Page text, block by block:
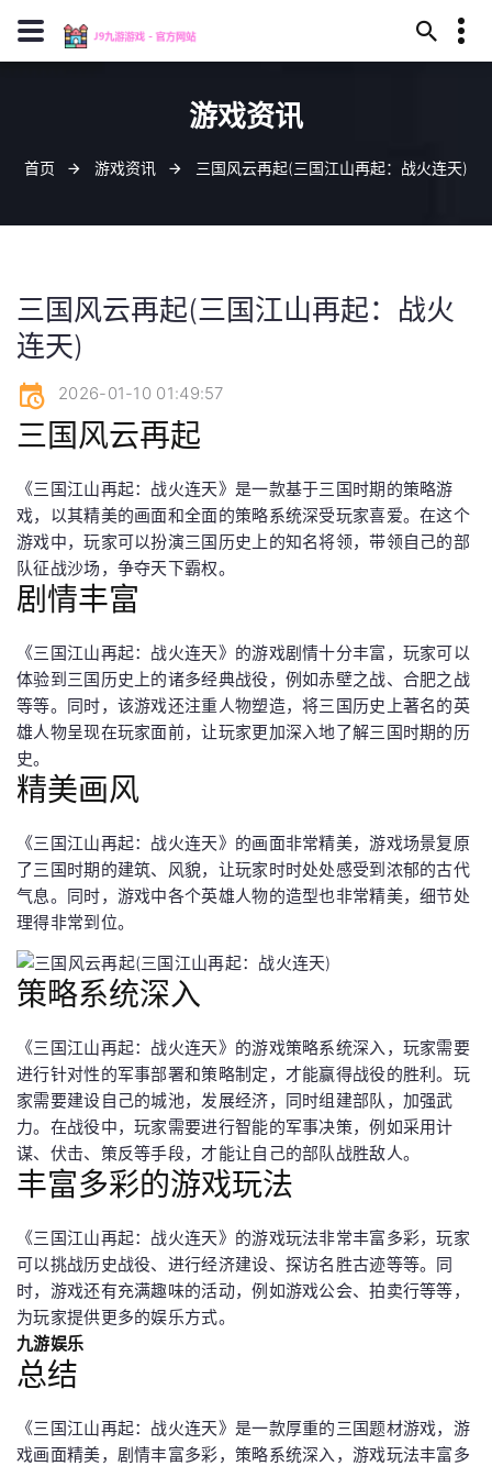
13594780352
建阳市在钥之渊115号
游戏资讯
首页 游戏资讯 三国风云再起(三国江山再起：战火连天)
三国风云再起(三国江山再起：战火
连天)
2026-01-10 01:49:57
三国风云再起
《三国江山再起：战火连天》是一款基于三国时期的策略游
戏，以其精美的画面和全面的策略系统深受玩家喜爱。在这个
游戏中，玩家可以扮演三国历史上的知名将领，带领自己的部
队征战沙场，争夺天下霸权。
剧情丰富
《三国江山再起：战火连天》的游戏剧情十分丰富，玩家可以
体验到三国历史上的诸多经典战役，例如赤壁之战、合肥之战
等等。同时，该游戏还注重人物塑造，将三国历史上著名的英
雄人物呈现在玩家面前，让玩家更加深入地了解三国时期的历
史。
精美画风
《三国江山再起：战火连天》的画面非常精美，游戏场景复原
了三国时期的建筑、风貌，让玩家时时处处感受到浓郁的古代
气息。同时，游戏中各个英雄人物的造型也非常精美，细节处
理得非常到位。
策略系统深入
《三国江山再起：战火连天》的游戏策略系统深入，玩家需要
进行针对性的军事部署和策略制定，才能赢得战役的胜利。玩
家需要建设自己的城池，发展经济，同时组建部队，加强武
力。在战役中，玩家需要进行智能的军事决策，例如采用计
谋、伏击、策反等手段，才能让自己的部队战胜敌人。
丰富多彩的游戏玩法
《三国江山再起：战火连天》的游戏玩法非常丰富多彩，玩家
可以挑战历史战役、进行经济建设、探访名胜古迹等等。同
时，游戏还有充满趣味的活动，例如游戏公会、拍卖行等等，
为玩家提供更多的娱乐方式。
九游娱乐
总结
《三国江山再起：战火连天》是一款厚重的三国题材游戏，游
戏画面精美，剧情丰富多彩，策略系统深入，游戏玩法丰富多